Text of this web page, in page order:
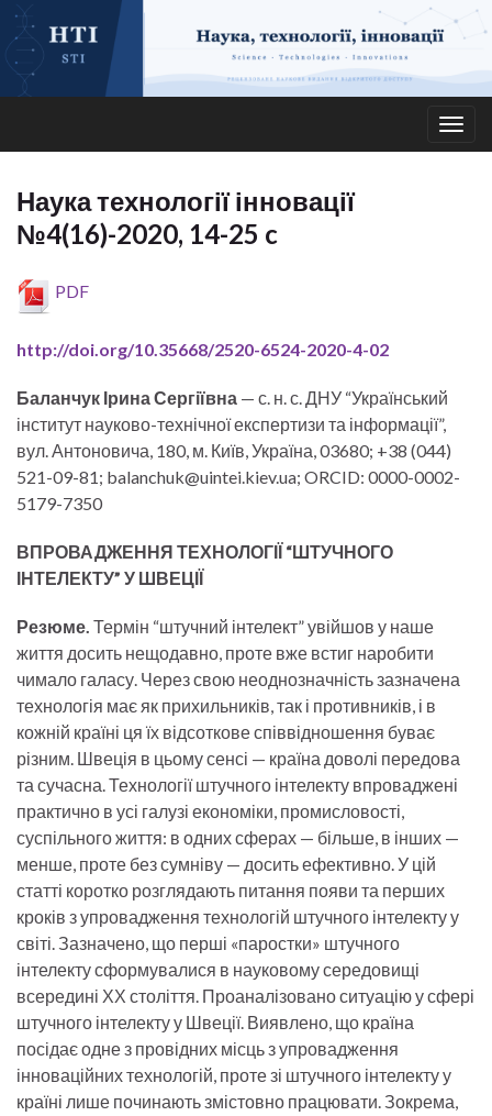
Наука технології інновації
№4(16)-2020, 14-25 c
PDF
http://doi.org/10.35668/2520-6524-2020-4-02
Баланчук Ірина Сергіївна — с. н. с. ДНУ “Український
інститут науково-технічної експертизи та інформації”,
вул. Антоновича, 180, м. Київ, Україна, 03680; +38 (044)
521-09-81; balanchuk@uintei.kiev.ua; ORCID: 0000-0002-
5179-7350
ВПРОВАДЖЕННЯ ТЕХНОЛОГІЇ “ШТУЧНОГО
ІНТЕЛЕКТУ” У ШВЕЦІЇ
Резюме. Термін “штучний інтелект” увійшов у наше
життя досить нещодавно, проте вже встиг наробити
чимало галасу. Через свою неоднозначність зазначена
технологія має як прихильників, так і противників, і в
кожній країні ця їх відсоткове співвідношення буває
різним. Швеція в цьому сенсі — країна доволі передова
та сучасна. Технології штучного інтелекту впроваджені
практично в усі галузі економіки, промисловості,
суспільного життя: в одних сферах — більше, в інших —
менше, проте без сумніву — досить ефективно. У цій
статті коротко розглядають питання появи та перших
кроків з упровадження технологій штучного інтелекту у
світі. Зазначено, що перші «паростки» штучного
інтелекту сформувалися в науковому середовищі
всереди­ні ХХ століття. Проаналізовано ситуацію у сфері
штучного інтелекту у Швеції. Виявлено, що країна
посідає одне з провідних місць з упровадження
інноваційних технологій, проте зі штучного інтелекту у
країні лише починають змістовно працювати. Зокрема,